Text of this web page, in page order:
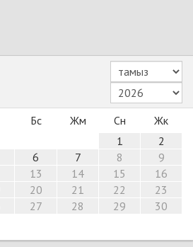
Бс Жм Сн
Жк
1
2
6 7 8
9
13 14 15
16
20 21 22
23
27 28 29
30